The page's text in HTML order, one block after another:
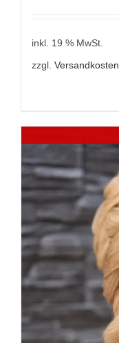
inkl. 19 % MwSt.
zzgl. Versandkosten